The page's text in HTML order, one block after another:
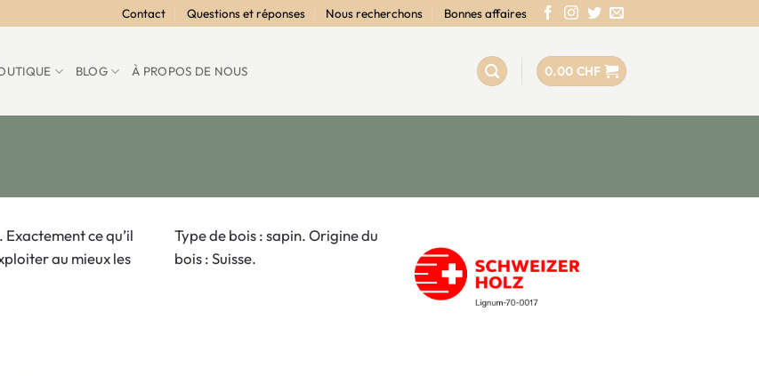
Contact Questions et réponses Nous recherchons Bonnes affaires
BLOG À PROPOS DE NOUS 0.00 CHF
ce qu’il
au mieux les
Type de bois : sapin. Origine du
bois : Suisse.